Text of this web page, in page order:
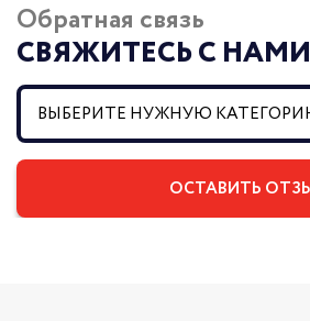
Обратная связь
СВЯЖИТЕСЬ С НАМИ